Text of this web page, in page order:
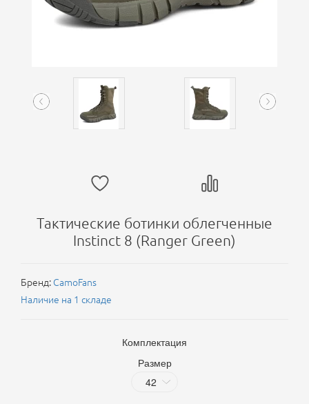
Тактические ботинки облегченные
Instinct 8 (Ranger Green)
Бренд: CamoFans
Наличие на 1 складе
Комплектация
Размер